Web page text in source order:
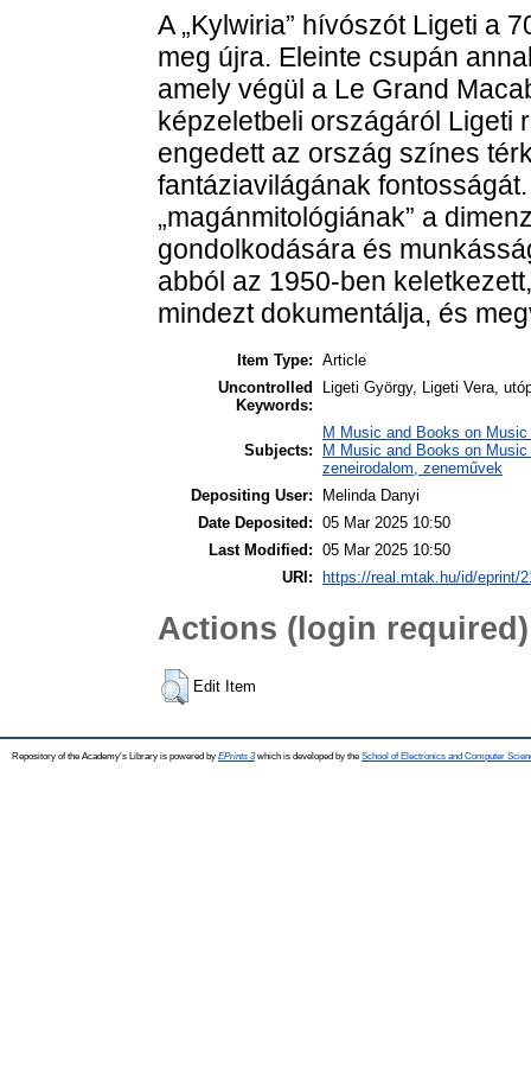
A „Kylwiria” hívószót Ligeti a
meg újra. Eleinte csupán
amely végül a Le Grand
képzeletbeli országáról Ligeti
engedett az ország színes
fantáziavilágának
„magánmitológiának” a
gondolkodására és
abból az 1950-ben
mindezt dokumentálja, és
Item Type: Article
Uncontrolled
Keywords:
Ligeti György, Ligeti Vera,
Subjects:
M Music and Books on
M Music and Books on
zeneirodalom, zeneművek
Depositing User:
Melinda Danyi
Date Deposited: 05 Mar 2025 10:50
Last Modified: 05 Mar 2025 10:50
URI: https://real.mtak.hu/id/eprint/
Actions (login required)
Edit Item
Repository of the Academy's Library is powered by EPrints 3which is developed by the School of Electronics and Computer